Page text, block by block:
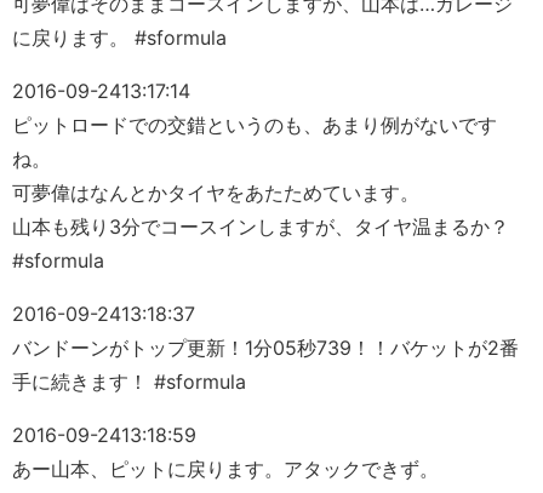
に戻ります。 #sformula
2016-09-2413:17:14
ピットロードでの交錯というのも、あまり例がないです
ね。
可夢偉はなんとかタイヤをあたためています。
山本も残り3分でコースインしますが、タイヤ温まるか？
#sformula
2016-09-2413:18:37
バンドーンがトップ更新！1分05秒739！！バケットが2番
手に続きます！ #sformula
2016-09-2413:18:59
あー山本、ピットに戻ります。アタックできず。